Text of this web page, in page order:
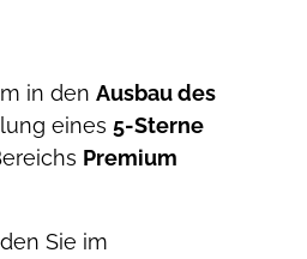
in den Ausbau des
eines 5-Sterne
Premium
Sie im